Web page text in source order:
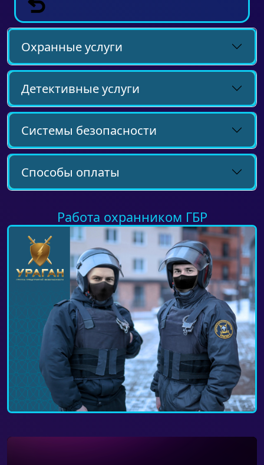
Охранные услуги
Детективные услуги
Системы безопасности
Способы оплаты
Работа охранником ГБР